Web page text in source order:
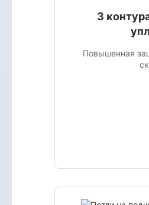
3
Повышенная